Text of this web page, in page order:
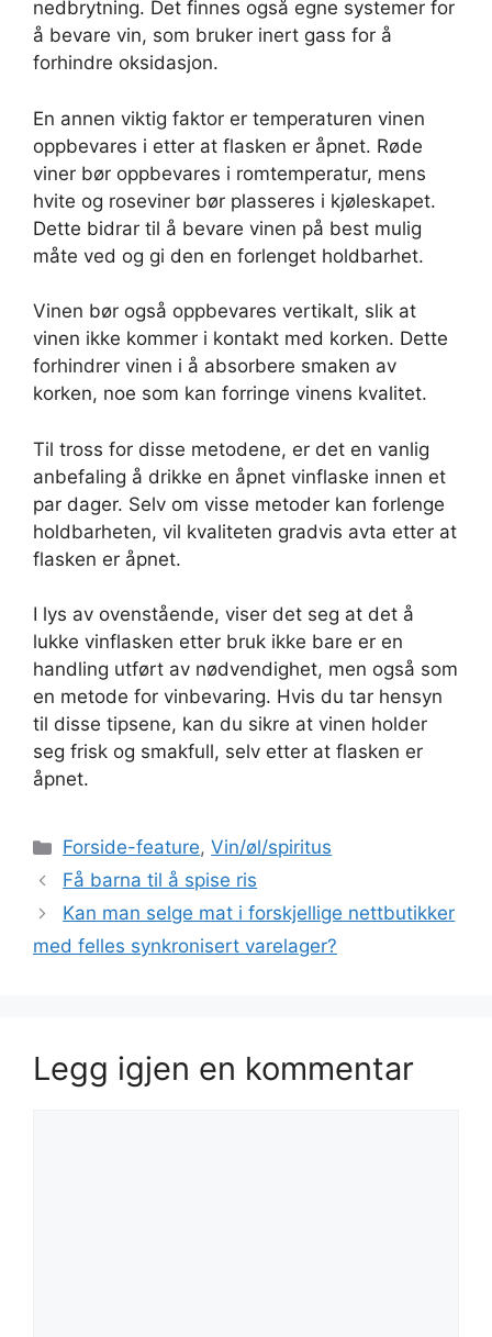
nedbrytning. Det finnes også egne systemer for
å bevare vin, som bruker inert gass for å
forhindre oksidasjon.
En annen viktig faktor er temperaturen vinen
oppbevares i etter at flasken er åpnet. Røde
viner bør oppbevares i romtemperatur, mens
hvite og roseviner bør plasseres i kjøleskapet.
Dette bidrar til å bevare vinen på best mulig
måte ved og gi den en forlenget holdbarhet.
Vinen bør også oppbevares vertikalt, slik at
vinen ikke kommer i kontakt med korken. Dette
forhindrer vinen i å absorbere smaken av
korken, noe som kan forringe vinens kvalitet.
Til tross for disse metodene, er det en vanlig
anbefaling å drikke en åpnet vinflaske innen et
par dager. Selv om visse metoder kan forlenge
holdbarheten, vil kvaliteten gradvis avta etter at
flasken er åpnet.
I lys av ovenstående, viser det seg at det å
lukke vinflasken etter bruk ikke bare er en
handling utført av nødvendighet, men også som
en metode for vinbevaring. Hvis du tar hensyn
til disse tipsene, kan du sikre at vinen holder
seg frisk og smakfull, selv etter at flasken er
åpnet.
Kategorier
Forside-feature,Vin/øl/spiritus
Få barna til å spise ris
Kan man selge mat i forskjellige nettbutikker
med felles synkronisert varelager?
Legg igjen en kommentar